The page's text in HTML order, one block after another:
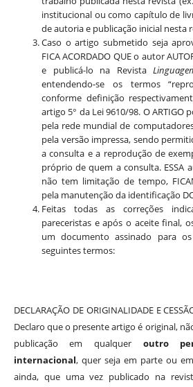
institucional ou como capítulo de
de autoria e publicação inicial nesta
Caso o artigo submetido seja
FICA ACORDADO QUE o autor
e publicá-lo na Revista
entendendo-se os termos
conforme definição
artigo 5° da Lei 9610/98. O ARTIGO
pela rede mundial de
pela versão impressa, sendo
a consulta e a reprodução de
próprio de quem a consulta. ESSA
não tem limitação de tempo,
pela manutenção da identificação
Feitas todas as correções
pareceristas e após o aceite final,
um documento assinado para
seguintes termos:
DECLARAÇÃO DE ORIGINALIDADE E
Declaro que o presente artigo é original,
publicação em qualquer outro
internacional, quer seja em parte ou
ainda, que uma vez publicado na